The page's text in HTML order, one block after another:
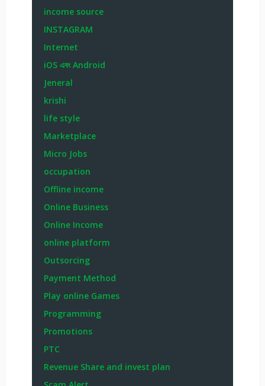
income source
INSTAGRAM
Internet
iOS এবং Android
Jeneral
krishi
life style
Marketplace
Micro Jobs
occupation
Offline income
Online Business
Online Income
online platform
Outsorcing
Payment Method
Play online Games
Programming
Promotions
PTC
Revenue Share and invest plan